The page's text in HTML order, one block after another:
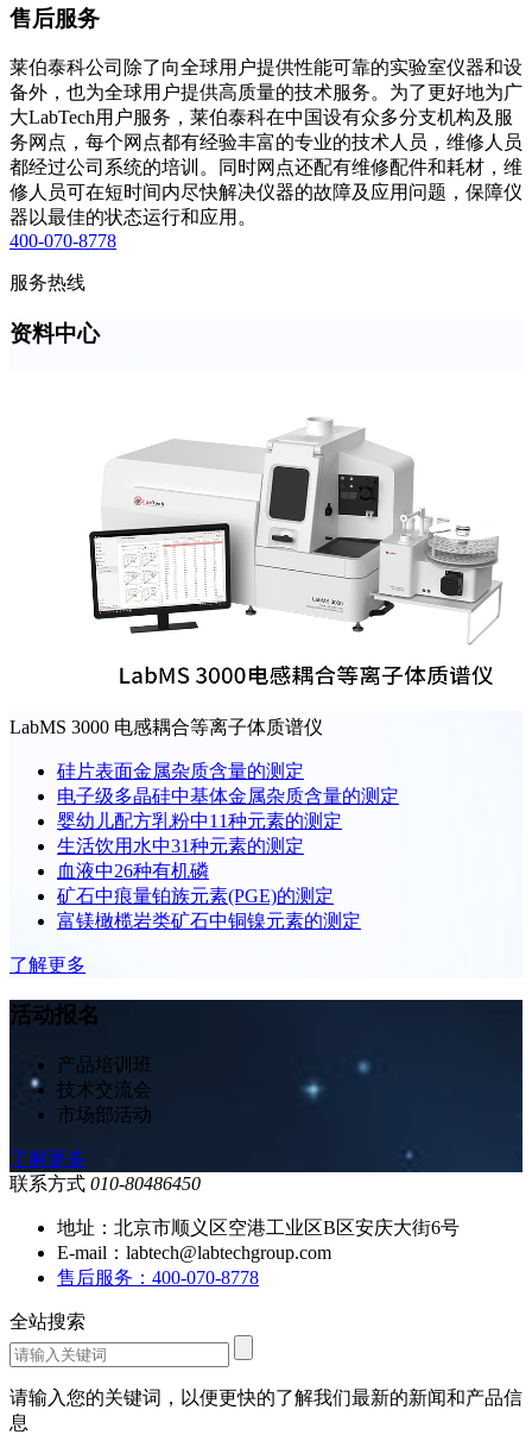
售后服务
莱伯泰科公司除了向全球用户提供性能可靠的实验室仪器和设
备外，也为全球用户提供高质量的技术服务。为了更好地为广
大LabTech用户服务，莱伯泰科在中国设有众多分支机构及服
务网点，每个网点都有经验丰富的专业的技术人员，维修人员
都经过公司系统的培训。同时网点还配有维修配件和耗材，维
修人员可在短时间内尽快解决仪器的故障及应用问题，保障仪
器以最佳的状态运行和应用。
400-070-8778
服务热线
资料中心
LabMS 3000 电感耦合等离子体质谱仪
硅片表面金属杂质含量的测定
电子级多晶硅中基体金属杂质含量的测定
婴幼儿配方乳粉中11种元素的测定
生活饮用水中31种元素的测定
血液中26种有机磷
矿石中痕量铂族元素(PGE)的测定
富镁橄榄岩类矿石中铜镍元素的测定
了解更多
活动报名
产品培训班
技术交流会
市场部活动
了解更多
联系方式 010-80486450
地址：北京市顺义区空港工业区B区安庆大街6号
E-mail：labtech@labtechgroup.com
售后服务：400-070-8778
全站搜索
请输入您的关键词，以便更快的了解我们最新的新闻和产品信
息